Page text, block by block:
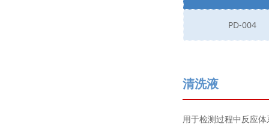
PD-004
清洗液
用于检测过程中反应